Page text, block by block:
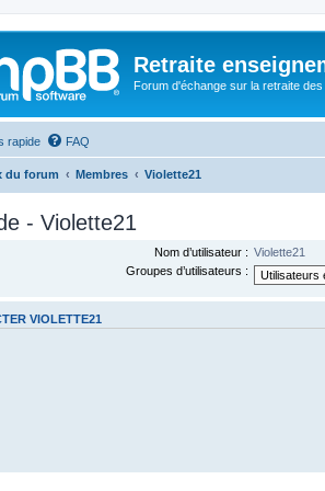
Retraite
Forum d'échange sur la retraite
rapide FAQ
du forum Membres Violette21
- Violette21
Nom d’utilisateur : Violette21
Groupes d’utilisateurs :
VIOLETTE21